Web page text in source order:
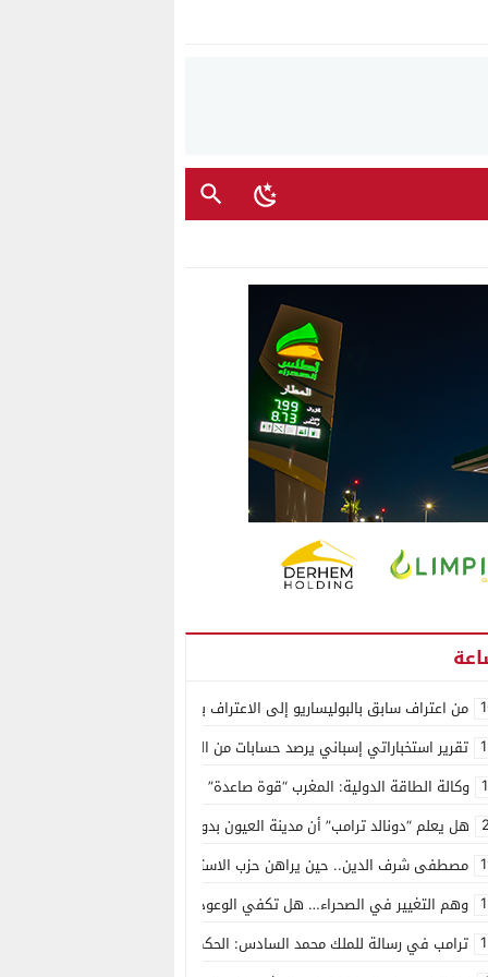
من اعتراف سابق بالبوليساريو إلى الاعتراف بسيادة المغرب على الصحراء..
تقرير استخباراتي إسباني يرصد حسابات من الجزائر وأرقاما بـ”213+” ضمن حملة رقمية منظمة حرّضت على اقتحام سبتة
وكالة الطاقة الدولية: المغرب “قوة صاعدة” في سوق المعادن الاستراتيجية
هل يعلم “دونالد ترامب” أن مدينة العيون بدون ماء؟
مصطفى شرف الدين.. حين يراهن حزب الاستقلال على الكفاءة ويمنح الشباب
وهم التغيير في الصحراء… هل تكفي الوعود الفارغة لصناعة الواقع؟
ترامب في رسالة للملك محمد السادس: الحكم الذاتي هو الأساس الوحيد لحل